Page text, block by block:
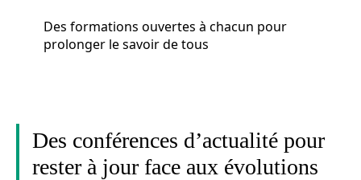
Des formations ouvertes à chacun pour
prolonger le savoir de tous
Des conférences d’actualité pour
rester à jour face aux évolutions